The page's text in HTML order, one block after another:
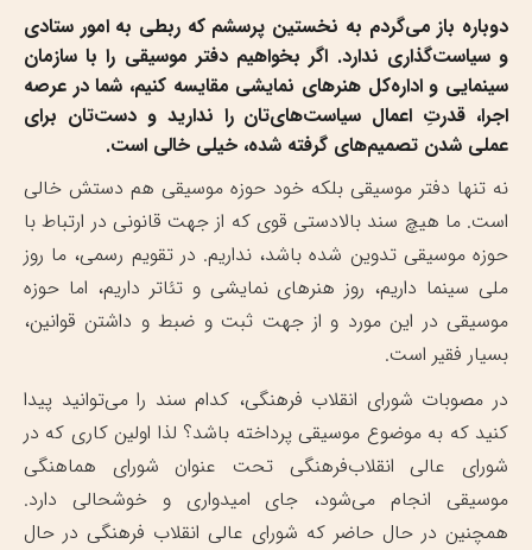
دوباره باز می‌گردم به نخستین پرسشم که ربطی به امور ستادی
و سیاست‌گذاری ندارد. اگر بخواهیم دفتر موسیقی را با سازمان
سینمایی و اداره‌کل هنرهای نمایشی مقایسه کنیم، شما در عرصه
اجرا، قدرتِ اعمال سیاست‌های‌تان را ندارید و دست‌تان برای
عملی شدن تصمیم‌های گرفته شده، خیلی خالی است.
نه تنها دفتر موسیقی بلکه خود حوزه موسیقی هم دستش خالی
است. ما هیچ سند بالادستی قوی‌ که از جهت قانونی در ارتباط با
حوزه موسیقی تدوین شده باشد، نداریم. در تقویم رسمی، ما روز
ملی سینما داریم، روز هنرهای نمایشی و تئاتر داریم، اما حوزه
موسیقی در این مورد و از جهت ثبت و ضبط و داشتن قوانین،
بسیار فقیر است.
در مصوبات شورای انقلاب فرهنگی، کدام سند را می‌توانید پیدا
کنید که به موضوع موسیقی پرداخته باشد؟ لذا اولین کاری که در
شورای عالی انقلاب‌فرهنگی تحت عنوان شورای هماهنگی
موسیقی انجام می‌شود، جای امیدواری و خوشحالی دارد.
همچنین در حال حاضر که شورای عالی انقلاب فرهنگی در حال